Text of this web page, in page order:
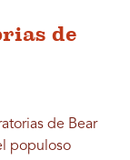
de
de Bear
populoso